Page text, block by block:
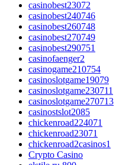
casinobest23072
casinobest240746
casinobest260748
casinobest270749
casinobest290751
casinofaenger2
casinogame210754
casinoslotgame19079
casinoslotgame230711
casinoslotgame270713
casinostslot2085
chickenroad224071
chickenroad23071
chickenroad2casinos1
Crypto Casino